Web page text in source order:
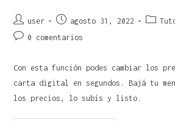
user agosto 31, 2022
0 comentarios
Con esta función podes cambiar los
carta digital en segundos. Bajá tu
los precios, lo subís y listo.